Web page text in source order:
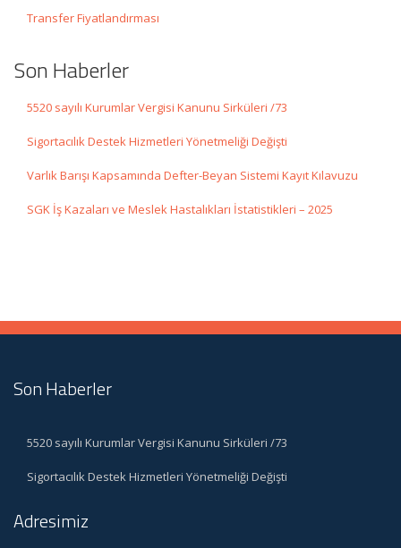
Transfer Fiyatlandırması
Son Haberler
5520 sayılı Kurumlar Vergisi Kanunu Sirküleri /73
Sigortacılık Destek Hizmetleri Yönetmeliği Değişti
Varlık Barışı Kapsamında Defter-Beyan Sistemi Kayıt Kılavuzu
SGK İş Kazaları ve Meslek Hastalıkları İstatistikleri – 2025
Son Haberler
5520 sayılı Kurumlar Vergisi Kanunu Sirküleri /73
Sigortacılık Destek Hizmetleri Yönetmeliği Değişti
Adresimiz